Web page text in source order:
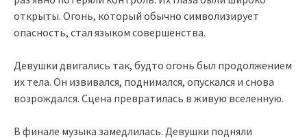
открыты. Огонь, который обычно символизирует
опасность, стал языком совершенства.
Девушки двигались так, будто огонь был продолжением
их тела. Он извивался, поднимался, опускался и снова
возрождался. Сцена превратилась в живую вселенную.
В финале музыка замедлилась. Девушки подняли